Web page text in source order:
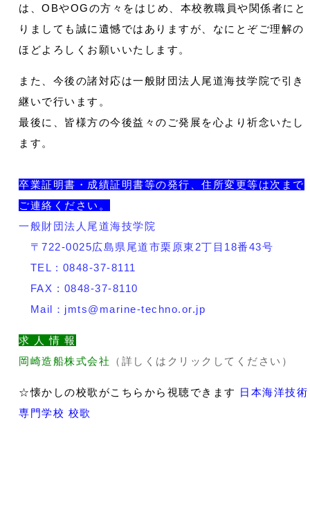
は、OBやOGの方々をはじめ、本校教職員や関係者にと
りましても誠に遺憾ではありますが、なにとぞご理解の
ほどよろしくお願いいたします。
また、今後の諸対応は一般財団法人尾道海技学院で引き
継いで行います。
最後に、皆様方の今後益々のご発展を心より祈念いたし
ます。
卒業証明書・成績証明書等の発行、住所変更等は次まで
ご連絡ください。
一般財団法人尾道海技学院
〒722-0025広島県尾道市栗原東2丁目18番43号
TEL : 0848-37-8111
FAX : 0848-37-8110
Mail：jmts@marine-techno.or.jp
求 人 情 報
岡崎造船株式会社
（詳しくはクリックしてください）
☆懐かしの校歌がこちらから視聴できます 日本海洋技術
専門学校 校歌